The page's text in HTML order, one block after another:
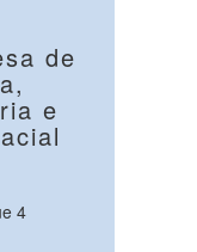
de
e
4